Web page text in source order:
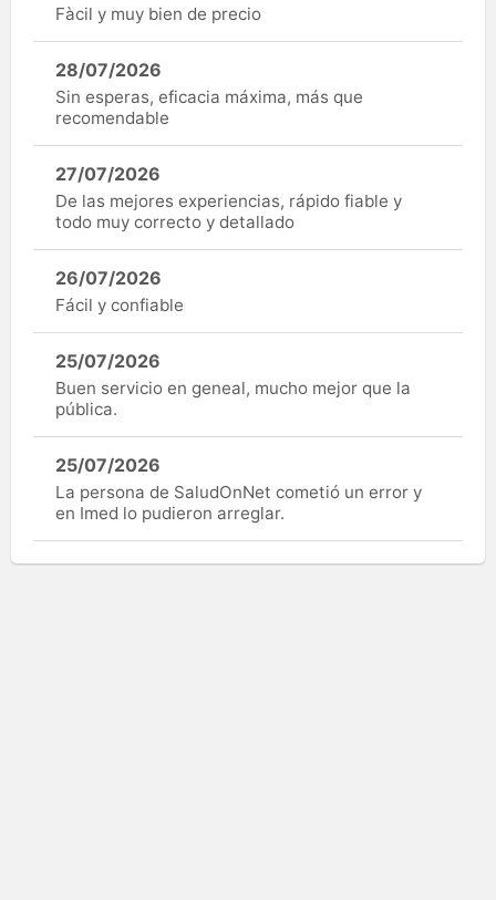
Fàcil y muy bien de precio
28/07/2026
Sin esperas, eficacia máxima, más que
recomendable
27/07/2026
De las mejores experiencias, rápido fiable y
todo muy correcto y detallado
26/07/2026
Fácil y confiable
25/07/2026
Buen servicio en geneal, mucho mejor que la
pública.
25/07/2026
La persona de SaludOnNet cometió un error y
en Imed lo pudieron arreglar.